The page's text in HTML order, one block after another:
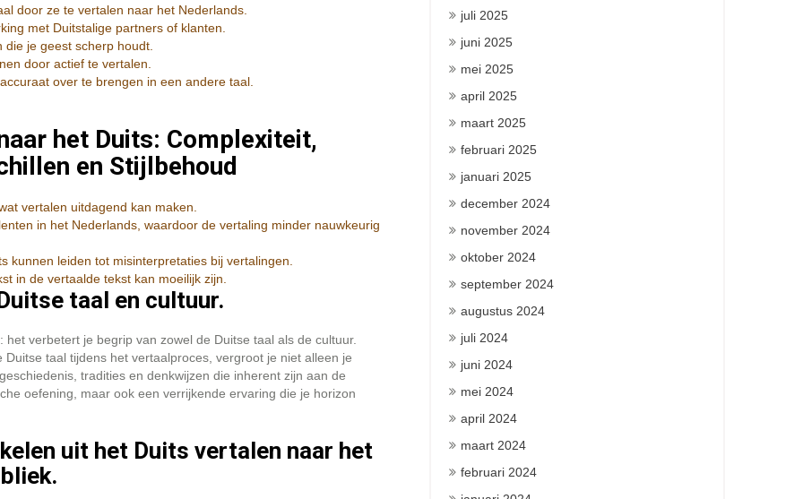
door ze te vertalen naar het Nederlands.
met Duitstalige partners of klanten.
je geest scherp houdt.
door actief te vertalen.
over te brengen in een andere taal.
het Duits: Complexiteit,
en Stijlbehoud
vertalen uitdagend kan maken.
in het Nederlands, waardoor de vertaling minder nauwkeurig
kunnen leiden tot misinterpretaties bij vertalingen.
in de vertaalde tekst kan moeilijk zijn.
taal en cultuur.
verbetert je begrip van zowel de Duitse taal als de cultuur.
taal tijdens het vertaalproces, vergroot je niet alleen je
tradities en denkwijzen die inherent zijn aan de
oefening, maar ook een verrijkende ervaring die je horizon
uit het Duits vertalen naar het
juli 2025
juni 2025
mei 2025
april 2025
maart 2025
februari 2025
januari 2025
december 2024
november 2024
oktober 2024
september 2024
augustus 2024
juli 2024
juni 2024
mei 2024
april 2024
maart 2024
februari 2024